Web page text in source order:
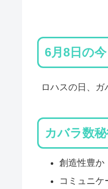
6月8日の
ロハスの日、ガ
カバラ数
創造性豊か
コミュニケ